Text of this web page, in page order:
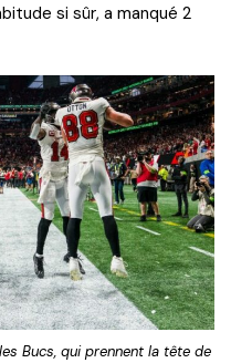
si sûr, a manqué 2
Bucs, qui prennent la tête de